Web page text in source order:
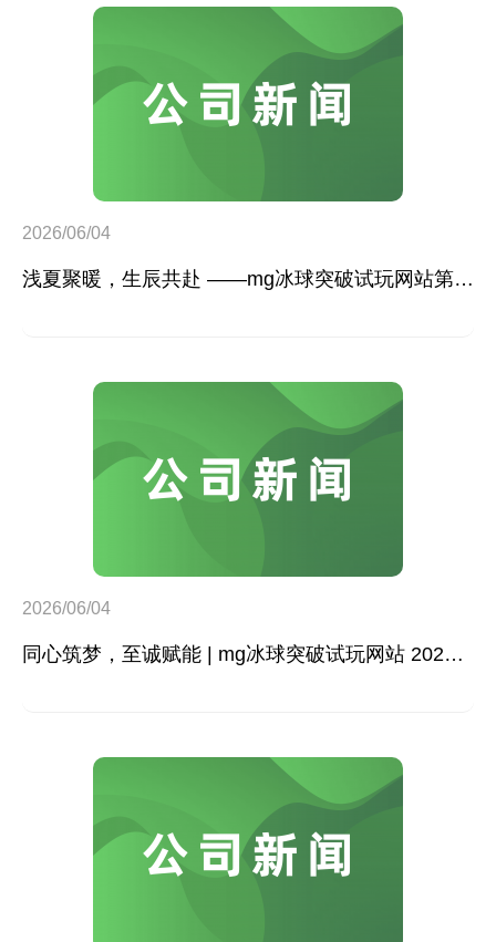
2026/06/04
浅夏聚暖，生辰共赴 ——mg冰球突破试玩网站第二季度员工生日会温馨落幕
2026/06/04
同心筑梦，至诚赋能 | mg冰球突破试玩网站 2026年度团建活动圆满收官